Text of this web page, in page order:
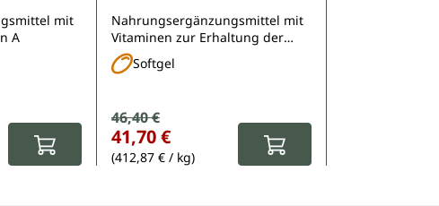
mit
A
Nahrungsergänzungsmittel mit
Vitaminen zur Erhaltung der
normalen Sehkraft
Softgel
Verkaufspreis:
Regulärer Preis:
46,40 €
41,70 €
(412,87 € / kg)